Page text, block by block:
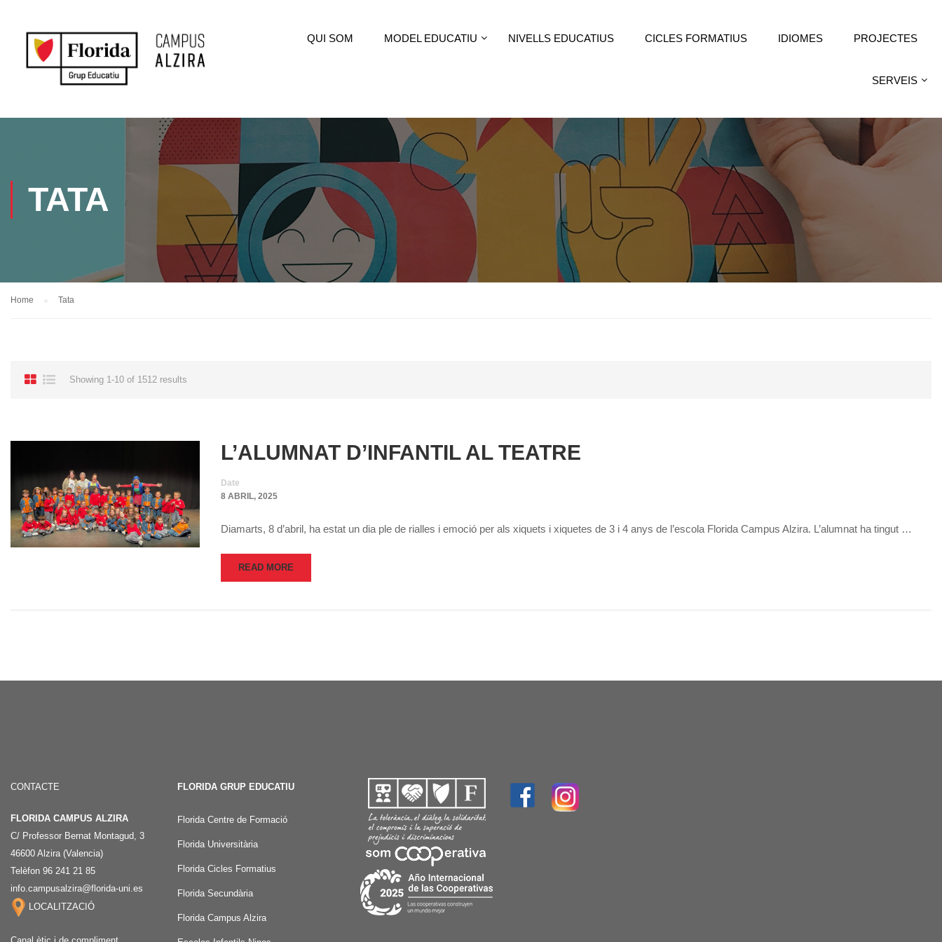
QUI SOM MODEL EDUCATIU NIVELLS EDUCATIUS CICLES FORMATIUS IDIOMES PROJECTES
SERVEIS
TATA
Home Tata
Showing 1-10 of 1512 results
L’ALUMNAT D’INFANTIL AL TEATRE
Date
8 ABRIL, 2025
Diamarts, 8 d’abril, ha estat un dia ple de rialles i emoció per als xiquets i xiquetes de 3 i 4 anys de l’escola Florida Campus Alzira. L’alumnat ha tingut …
READ MORE
CONTACTE
FLORIDA CAMPUS ALZIRA
C/ Professor Bernat Montagud, 3
46600 Alzira (Valencia)
Telèfon 96 241 21 85
info.campusalzira@florida-uni.es
LOCALITZACIÓ
FLORIDA GRUP EDUCATIU
Florida Centre de Formació
Florida Universitària
Florida Cicles Formatius
Florida Secundària
Florida Campus Alzira